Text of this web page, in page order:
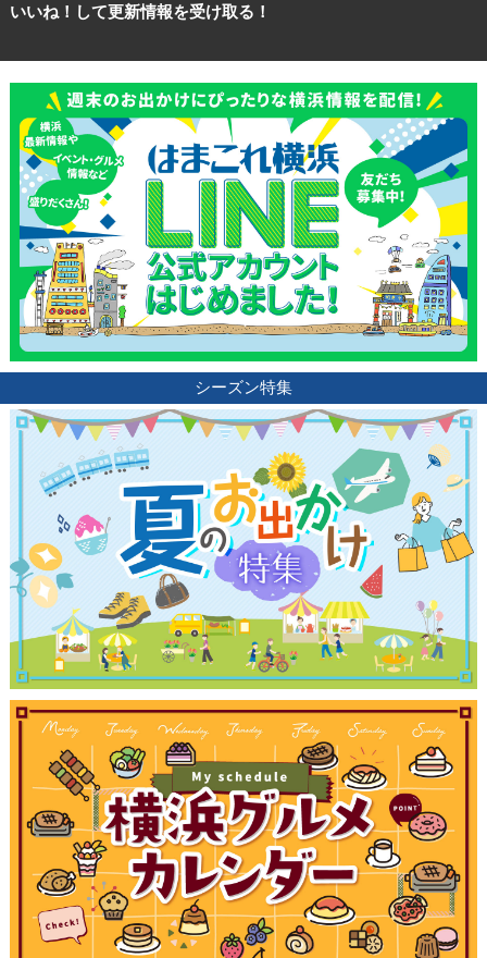
いいね！して更新情報を受け取る！
シーズン特集
観光ガイド
ランキング
ブログ記事
サイトについて